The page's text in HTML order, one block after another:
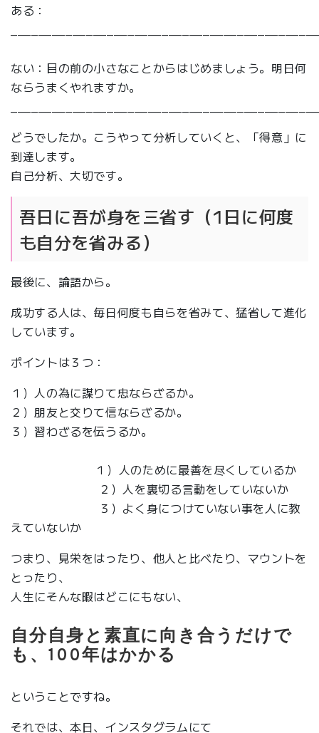
ある：
ない：目の前の小さなことからはじめましょう。明日何
ならうまくやれますか。
どうでしたか。こうやって分析していくと、「得意」に
到達します。
自己分析、大切です。
吾日に吾が身を三省す（1日に何度
も自分を省みる）
最後に、論語から。
成功する人は、毎日何度も自らを省みて、猛省して進化
しています。
ポイントは３つ：
１）人の為に謀りて忠ならざるか。
２）朋友と交りて信ならざるか。
３）習わざるを伝うるか。
１）人のために最善を尽くしているか
２）人を裏切る言動をしていないか
３）よく身につけていない事を人に教
えていないか
つまり、見栄をはったり、他人と比べたり、マウントを
とったり、
人生にそんな暇はどこにもない、
自分自身と素直に向き合うだけで
も、100年はかかる
ということですね。
それでは、本日、インスタグラムにて